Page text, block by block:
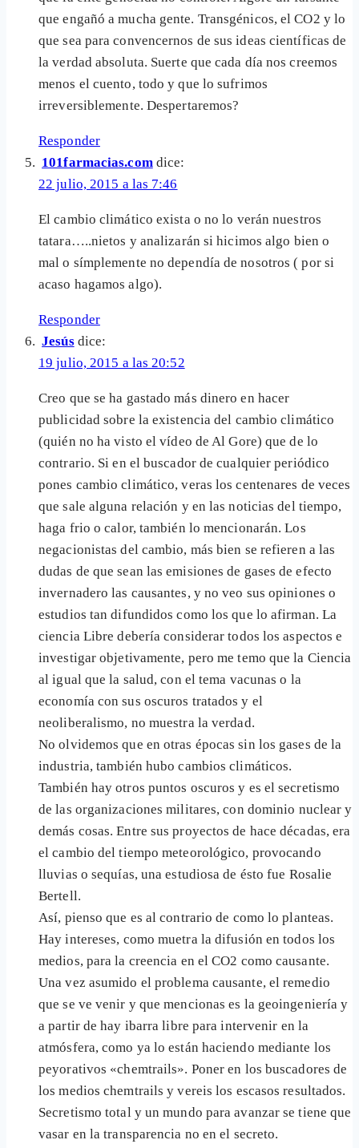
que engañó a mucha gente. Transgénicos, el CO2 y lo
que sea para convencernos de sus ideas científicas de
la verdad absoluta. Suerte que cada día nos creemos
menos el cuento, todo y que lo sufrimos
irreversiblemente. Despertaremos?
Responder
101farmacias.com dice:
22 julio, 2015 a las 7:46
El cambio climático exista o no lo verán nuestros
tatara…..nietos y analizarán si hicimos algo bien o
mal o símplemente no dependía de nosotros ( por si
acaso hagamos algo).
Responder
Jesús dice:
19 julio, 2015 a las 20:52
Creo que se ha gastado más dinero en hacer
publicidad sobre la existencia del cambio climático
(quién no ha visto el vídeo de Al Gore) que de lo
contrario. Si en el buscador de cualquier periódico
pones cambio climático, veras los centenares de veces
que sale alguna relación y en las noticias del tiempo,
haga frio o calor, también lo mencionarán. Los
negacionistas del cambio, más bien se refieren a las
dudas de que sean las emisiones de gases de efecto
invernadero las causantes, y no veo sus opiniones o
estudios tan difundidos como los que lo afirman. La
ciencia Libre debería considerar todos los aspectos e
investigar objetivamente, pero me temo que la Ciencia
al igual que la salud, con el tema vacunas o la
economía con sus oscuros tratados y el
neoliberalismo, no muestra la verdad.
No olvidemos que en otras épocas sin los gases de la
industria, también hubo cambios climáticos.
También hay otros puntos oscuros y es el secretismo
de las organizaciones militares, con dominio nuclear y
demás cosas. Entre sus proyectos de hace décadas, era
el cambio del tiempo meteorológico, provocando
lluvias o sequías, una estudiosa de ésto fue Rosalie
Bertell.
Así, pienso que es al contrario de como lo planteas.
Hay intereses, como muetra la difusión en todos los
medios, para la creencia en el CO2 como causante.
Una vez asumido el problema causante, el remedio
que se ve venir y que mencionas es la geoingeniería y
a partir de hay ibarra libre para intervenir en la
atmósfera, como ya lo están haciendo mediante los
peyorativos «chemtrails». Poner en los buscadores de
los medios chemtrails y vereis los escasos resultados.
Secretismo total y un mundo para avanzar se tiene que
vasar en la transparencia no en el secreto.